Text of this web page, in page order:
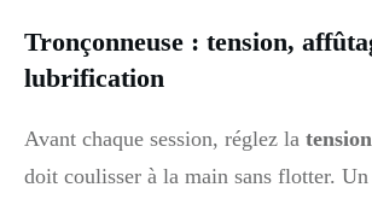
Tronçonneuse : tension,
lubrification
Avant chaque session, réglez la
doit coulisser à la main sans flotter.